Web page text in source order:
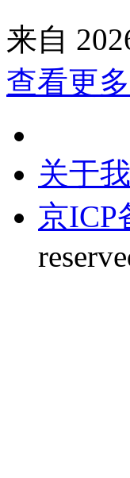
来自
查看更多
关于
京ICP